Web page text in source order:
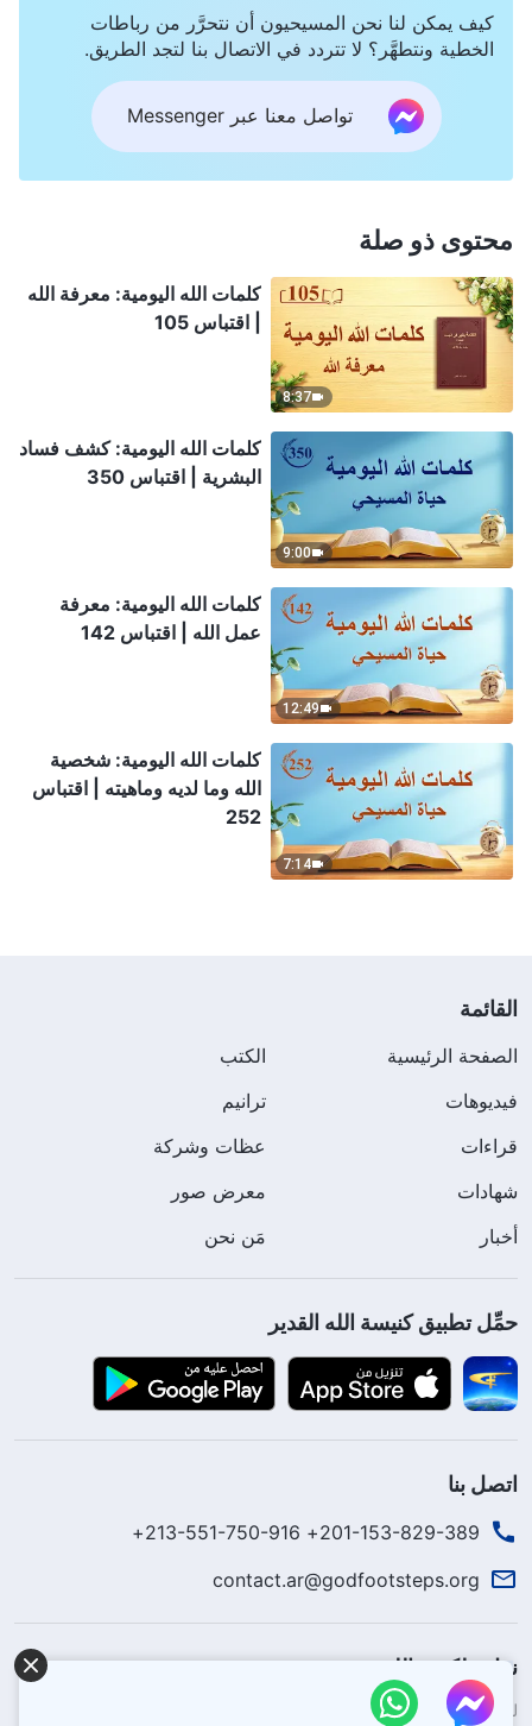
كيف يمكن لنا نحن المسيحيون أن نتحرَّر من رباطات
الخطية ونتطهَّر؟ لا تتردد في الاتصال بنا لتجد الطريق.
تواصل معنا عبر Messenger
محتوى ذو صلة
8:37
كلمات الله اليومية: معرفة الله
| اقتباس 105
9:00
كلمات الله اليومية: كشف فساد
البشرية | اقتباس 350
12:49
كلمات الله اليومية: معرفة
عمل الله | اقتباس 142
7:14
كلمات الله اليومية: شخصية
الله وما لديه وماهيته | اقتباس
252
القائمة
الصفحة الرئيسية
الكتب
فيديوهات
ترانيم
قراءات
عظات وشركة
شهادات
معرض صور
أخبار
مَن نحن
حمِّل تطبيق كنيسة الله القدير
اتصل بنا
201-153-829-389+ 213-551-750-916+
contact.ar@godfootsteps.org
نزل ملكوت الله.
لقد نزلت المملكة بالفعل إلى الأرض! هل تريد دخوله؟